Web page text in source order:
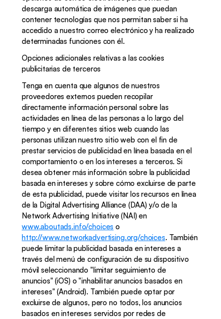
descarga automática de imágenes que puedan
contener tecnologías que nos permitan saber si ha
accedido a nuestro correo electrónico y ha realizado
determinadas funciones con él.
Opciones adicionales relativas a las cookies
publicitarias de terceros
Tenga en cuenta que algunos de nuestros
proveedores externos pueden recopilar
directamente información personal sobre las
actividades en línea de las personas a lo largo del
tiempo y en diferentes sitios web cuando las
personas utilizan nuestro sitio web con el fin de
prestar servicios de publicidad en línea basada en el
comportamiento o en los intereses a terceros. Si
desea obtener más información sobre la publicidad
basada en intereses y sobre cómo excluirse de parte
de esta publicidad, puede visitar los recursos en línea
de la Digital Advertising Alliance (DAA) y/o de la
www.aboutads.info/choices
http://www.networkadvertising.org/choices. También
puede limitar la publicidad basada en intereses a
través del menú de configuración de su dispositivo
móvil seleccionando "limitar seguimiento de
anuncios" (iOS) o "inhabilitar anuncios basados en
intereses" (Android). También puede optar por
excluirse de algunos, pero no todos, los anuncios
basados en intereses servidos por redes de